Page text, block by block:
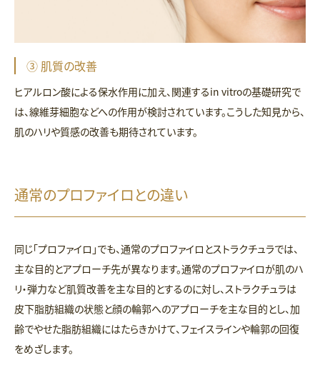
③ 肌質の改善
ヒアルロン酸による保水作用に加え、関連するin vitroの基礎研究で
は、線維芽細胞などへの作用が検討されています。こうした知見から、
肌のハリや質感の改善も期待されています。
通常のプロファイロとの違い
同じ「プロファイロ」でも、通常のプロファイロとストラクチュラでは、
主な目的とアプローチ先が異なります。通常のプロファイロが肌のハ
リ・弾力など肌質改善を主な目的とするのに対し、ストラクチュラは
皮下脂肪組織の状態と顔の輪郭へのアプローチを主な目的とし、加
齢でやせた脂肪組織にはたらきかけて、フェイスラインや輪郭の回復
をめざします。